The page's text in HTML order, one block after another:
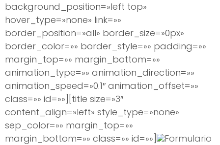
background_position=»left top»
hover_type=»none» link=»»
border_position=»all» border_size=»0px»
border_color=»» border_style=»» padding=»»
margin_top=»» margin_bottom=»»
animation_type=»» animation_direction=»»
animation_speed=»0.1″ animation_offset=»»
class=»» id=»»][title size=»3″
content_align=»left» style_type=»none»
sep_color=»» margin_top=»»
margin_bottom=»» class=»» id=»»]
Formulario